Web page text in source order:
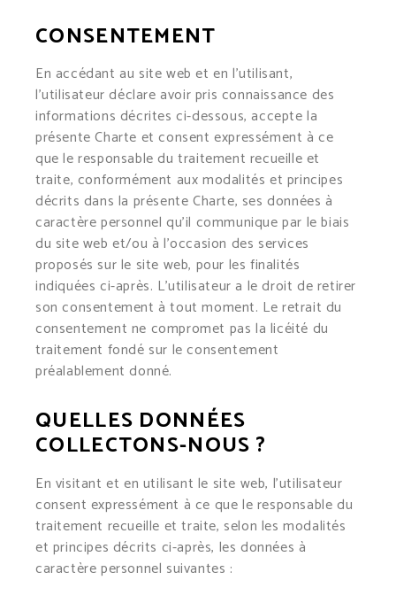
CONSENTEMENT
En accédant au site web et en l’utilisant,
l’utilisateur déclare avoir pris connaissance des
informations décrites ci-dessous, accepte la
présente Charte et consent expressément à ce
que le responsable du traitement recueille et
traite, conformément aux modalités et principes
décrits dans la présente Charte, ses données à
caractère personnel qu’il communique par le biais
du site web et/ou à l’occasion des services
proposés sur le site web, pour les finalités
indiquées ci-après. L’utilisateur a le droit de retirer
son consentement à tout moment. Le retrait du
consentement ne compromet pas la licéité du
traitement fondé sur le consentement
préalablement donné.
QUELLES DONNÉES
COLLECTONS-NOUS ?
En visitant et en utilisant le site web, l’utilisateur
consent expressément à ce que le responsable du
traitement recueille et traite, selon les modalités
et principes décrits ci-après, les données à
caractère personnel suivantes :